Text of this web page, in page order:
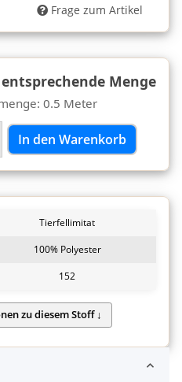
Frage zum Artikel
Menge
0.5 Meter
In den Warenkorb
Tierfellimitat
100% Polyester
152